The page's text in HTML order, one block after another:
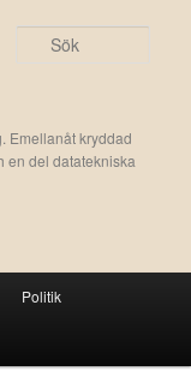
Emellanåt kryddad
en del datatekniska
Politik